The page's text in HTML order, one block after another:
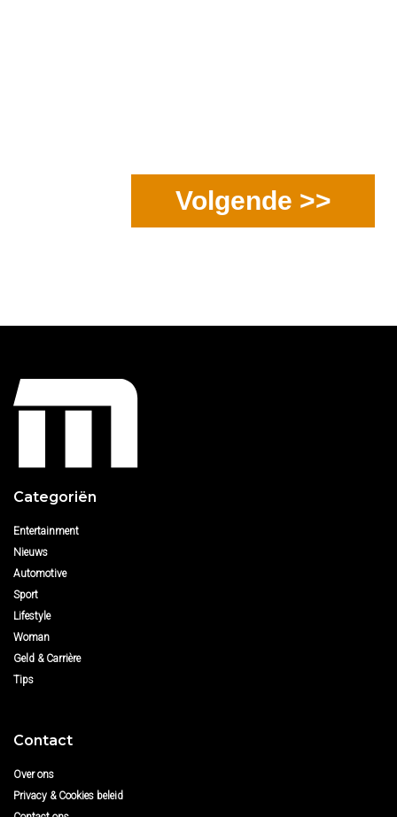
Volgende >>
Categoriën
Entertainment
Nieuws
Automotive
Sport
Lifestyle
Woman
Geld & Carrière
Tips
Contact
Over ons
Privacy & Cookies beleid